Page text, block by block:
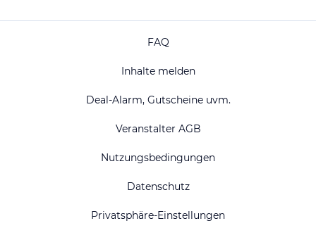
FAQ
Inhalte melden
Deal-Alarm, Gutscheine uvm.
Veranstalter AGB
Nutzungsbedingungen
Datenschutz
Privatsphäre-Einstellungen